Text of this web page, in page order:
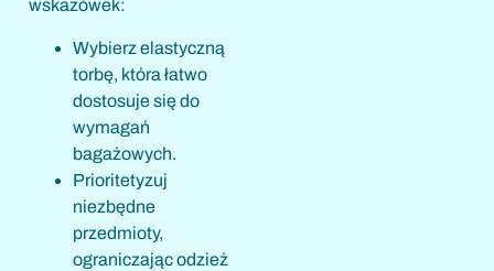
wskazówek:
Wybierz elastyczną
torbę, która łatwo
dostosuje się do
wymagań
bagażowych.
Prioritetyzuj
niezbędne
przedmioty,
ograniczając odzież